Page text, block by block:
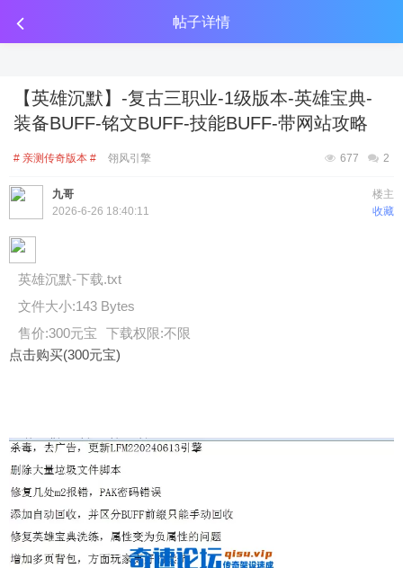
传奇工具分享 点击金币投放广告 点击金币投放广告
帖子详情
【英雄沉默】-复古三职业-1级版本-英雄宝典-
装备BUFF-铭文BUFF-技能BUFF-带网站攻略
# 亲测传奇版本 # 翎风引擎 2
677
楼主
九哥
收藏
2026-6-26 18:40:11
英雄沉默-下载.txt
文件大小:143 Bytes
售价:300元宝
下载权限:不限
点击购买(300元宝)